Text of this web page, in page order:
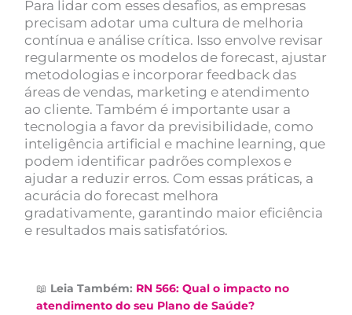
Para lidar com esses desafios, as empresas
precisam adotar uma cultura de melhoria
contínua e análise crítica. Isso envolve revisar
regularmente os modelos de forecast, ajustar
metodologias e incorporar feedback das
áreas de vendas, marketing e atendimento
ao cliente. Também é importante usar a
tecnologia a favor da previsibilidade, como
inteligência artificial e machine learning, que
podem identificar padrões complexos e
ajudar a reduzir erros. Com essas práticas, a
acurácia do forecast melhora
gradativamente, garantindo maior eficiência
e resultados mais satisfatórios.
📖 Leia Também: RN 566: Qual o impacto no
atendimento do seu Plano de Saúde?